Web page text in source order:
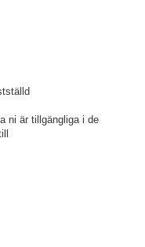
ni är tillgängliga i de